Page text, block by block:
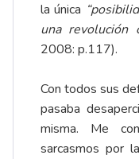
la única
una revolución
2008: p.117).
Con todos sus
pasaba
misma. Me
sarcasmos por